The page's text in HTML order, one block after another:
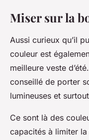
Miser sur la
Aussi curieux qu’il
couleur est
meilleure veste
conseillé de porter
lumineuses et
Ce sont là des
capacités à limiter